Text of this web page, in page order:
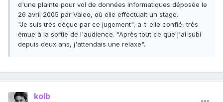
d'une plainte pour vol de données informatiques déposée le
26 avril 2005 par Valeo, où elle effectuait un stage.
"Je suis très déçue par ce jugement", a-t-elle confié, très
émue à la sortie de l'audience. "Après tout ce que j'ai subi
depuis deux ans, j'attendais une relaxe".
kolb